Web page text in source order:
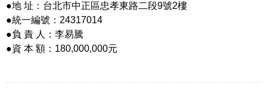
●地 址：台北市中正區忠孝東路二段9號2樓
●統一編號：24317014
●負 責 人：李易騰
●資 本 額：180,000,000元